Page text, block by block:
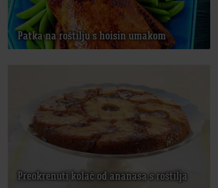
Patka na roštilju s hoisin umakom
Preokrenuti kolač od ananasa s roštilja